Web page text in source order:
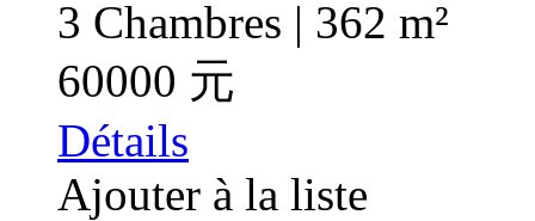
3 Chambres | 362 m²
60000 元
Détails
Ajouter à la liste